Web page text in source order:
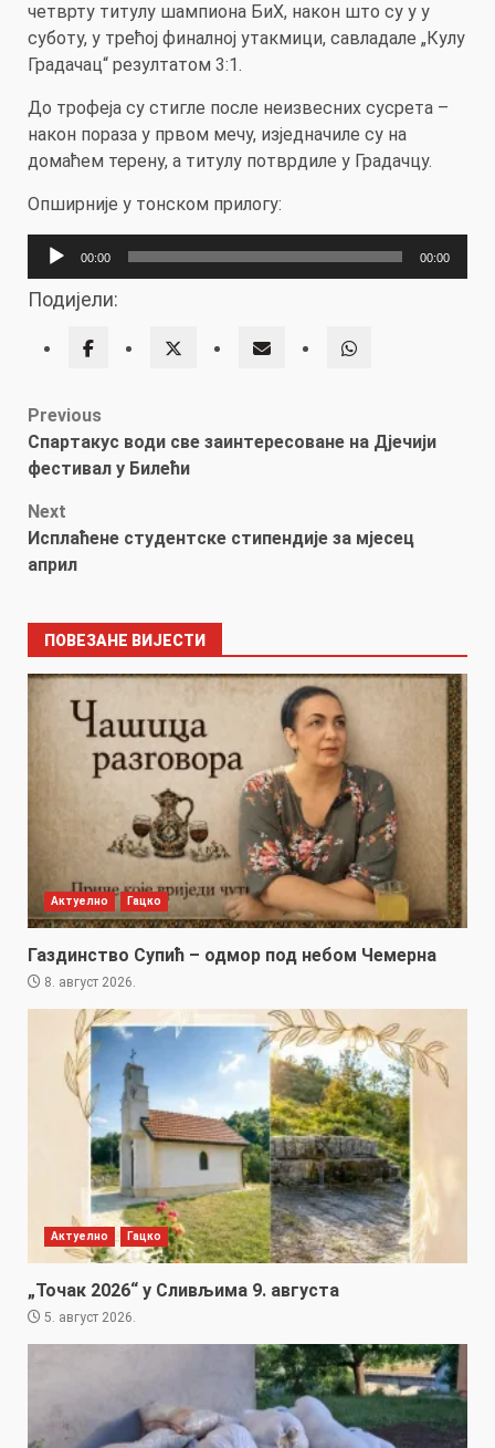
четврту титулу шампиона БиХ, након што су у у
суботу, у трећој финалној утакмици, савладале „Кулу
Градачац“ резултатом 3:1.
До трофеја су стигле после неизвесних сусрета –
након пораза у првом мечу, изједначиле су на
домаћем терену, а титулу потврдиле у Градачцу.
Опширније у тонском прилогу:
Прегледач
записа
00:00 00:00
Подијели:
Post
navigation
Previous
Спартакус води све заинтересоване на Дјечији
фестивал у Билећи
Next
Исплаћене студентске стипендије за мјесец
април
ПОВЕЗАНЕ ВИЈЕСТИ
Актуелно Гацко
Газдинство Супић – одмор под небом Чемерна
8. август 2026.
Актуелно Гацко
„Точак 2026“ у Сливљима 9. августа
5. август 2026.